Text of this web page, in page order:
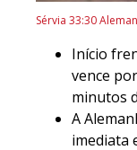
Sérvia 33:30
Início
vence
minutos
A
imediata